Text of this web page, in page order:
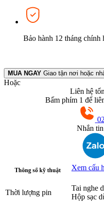
Bảo hành 12 tháng chính
MUA NGAY Giao tận nơi hoặc
Hoặc
Liên hệ
Bấm phím 1 để
Nhắn
Thông số kỹ thuật Xem cấu
Thời lượng pin
Tai nghe
Hộp sạc